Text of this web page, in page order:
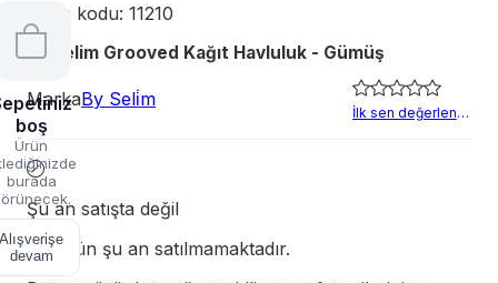
boş
Ürün
burada
Alışverişe
devam
Ürün kodu: 11210
By Selim Grooved Kağıt Havluluk - Gümüş
MarkaBy Seli̇m
İlk sen değerlendir
Şu an satışta değil
Bu ürün şu an satılmamaktadır.